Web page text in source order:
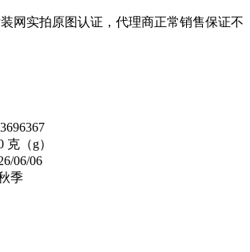
网实拍原图认证，代理商正常销售保证不
克（g）
06/06
季